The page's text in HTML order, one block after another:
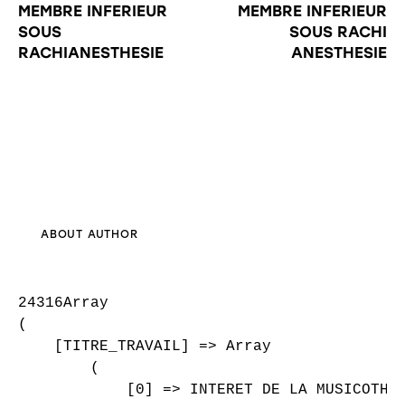
MEMBRE INFERIEUR
SOUS
RACHIANESTHESIE
MEMBRE INFERIEUR
SOUS RACHI
ANESTHESIE
ABOUT AUTHOR
24316Array
(
    [TITRE_TRAVAIL] => Array
        (
[0] => INTERET DE LA